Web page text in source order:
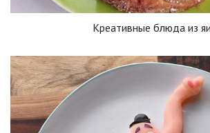
Креативные блюда из